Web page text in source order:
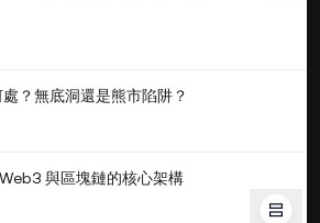
？無底洞還是熊市陷阱？
與區塊鏈的核心架構